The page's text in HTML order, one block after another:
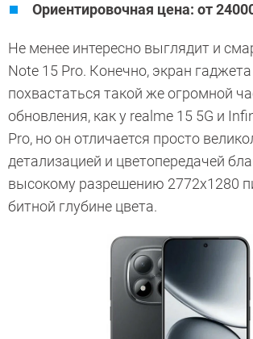
Ориентировочная цена: от
Не менее интересно выглядит и
Note 15 Pro. Конечно, экран
похвастаться такой же огромной
обновления, как у realme 15 5G и
Pro, но он отличается просто
детализацией и цветопередачей
высокому разрешению 2772х1280
битной глубине цвета.